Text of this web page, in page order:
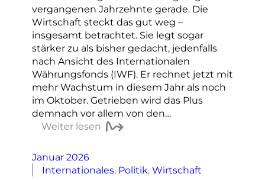
vergangenen Jahrzehnte gerade. Die
Wirtschaft steckt das gut weg –
insgesamt betrachtet. Sie legt sogar
stärker zu als bisher gedacht, jedenfalls
nach Ansicht des Internationalen
Währungsfonds (IWF). Er rechnet jetzt mit
mehr Wachstum in diesem Jahr als noch
im Oktober. Getrieben wird das Plus
demnach vor allem von den…
Weiter lesen
Januar 2026
Internationales, Politik, Wirtschaft